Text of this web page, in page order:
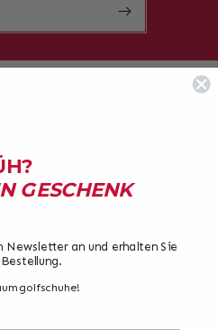
GESCHENK
Newsletter an und erhalten Sie